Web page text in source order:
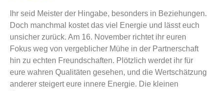
Ihr seid Meister der Hingabe, besonders in Beziehungen.
Doch manchmal kostet das viel Energie und lässt euch
unsicher zurück. Am 16. November richtet ihr euren
Fokus weg von vergeblicher Mühe in der Partnerschaft
hin zu echten Freundschaften. Plötzlich werdet ihr für
eure wahren Qualitäten gesehen, und die Wertschätzung
anderer steigert eure innere Energie. Die kleinen